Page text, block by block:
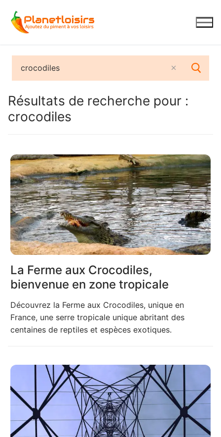
contenu
Résultats de recherche pour :
crocodiles
La Ferme aux Crocodiles,
bienvenue en zone tropicale
Découvrez la Ferme aux Crocodiles, unique en
France, une serre tropicale unique abritant des
centaines de reptiles et espèces exotiques.